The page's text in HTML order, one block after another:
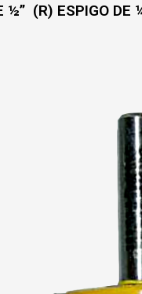
½” (R) ESPIGO DE